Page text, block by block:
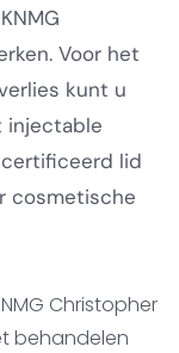
Voor het
kunt u
injectable
lid
cosmetische
Christopher
behandelen